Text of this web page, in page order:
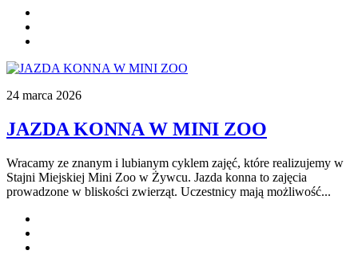
24 marca 2026
JAZDA KONNA W MINI ZOO
Wracamy ze znanym i lubianym cyklem zajęć, które realizujemy w
Stajni Miejskiej Mini Zoo w Żywcu. Jazda konna to zajęcia
prowadzone w bliskości zwierząt. Uczestnicy mają możliwość...